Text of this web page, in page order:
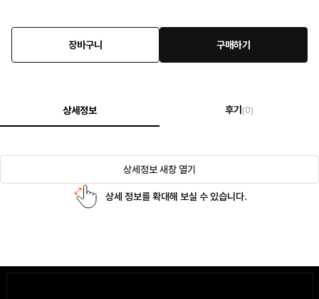
장바구니 구매하기
상세정보 후기 (0)
상세정보 새창 열기
상세 정보를 확대해 보실 수 있습니다.